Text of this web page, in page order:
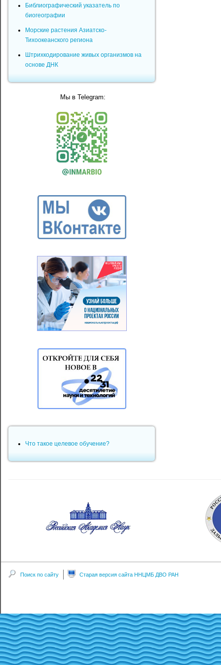
Библиографический указатель по
биогеографии
Морские растения Азиатско-
Тихоокеанского региона
Штрихкодирование живых организмов на
основе ДНК
Мы в Telegram:
Что такое целевое обучение?
Поиск по сайту Старая версия сайта ННЦМБ ДВО РАН